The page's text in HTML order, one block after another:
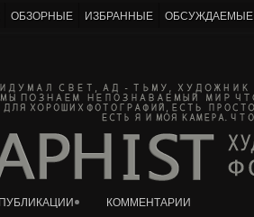
контенту
ПУБЛИКАЦИИ КОММЕНТАРИИ
ОБЗОРНЫЕ ИЗБРАННЫЕ ОБСУЖДАЕМЫЕ